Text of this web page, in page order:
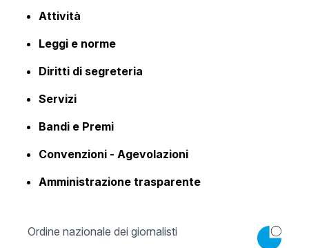
Attività
Leggi e norme
Diritti di segreteria
Servizi
Bandi e Premi
Convenzioni - Agevolazioni
Amministrazione trasparente
Ordine nazionale dei giornalisti